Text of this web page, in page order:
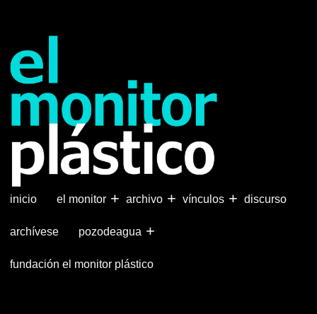
principal
inicio +
el monitor +
archivo +
vínculos discurso
archívese +
pozodeagua
fundación el monitor plástico